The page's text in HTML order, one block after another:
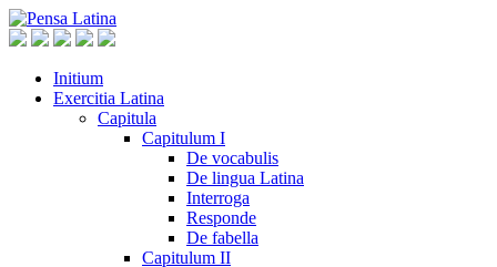
Initium
Exercitia Latina
Capitula
Capitulum I
De vocabulis
De lingua Latina
Interroga
Responde
De fabella
Capitulum II